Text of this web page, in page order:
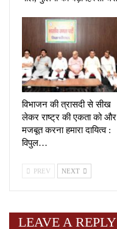
विभाजन की त्रासदी से सीख
लेकर राष्ट्र की एकता को और
मजबूत करना हमारा दायित्व :
विपुल…
PREV NEXT
LEAVE A REPLY